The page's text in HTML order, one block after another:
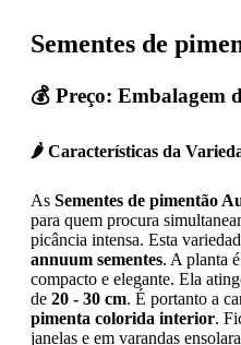
Sementes de
💰 Preço: Embalagem
🌶️ Características da
As Sementes de pimentão
para quem procura
picância intensa. Esta
annuum sementes. A planta
compacto e elegante. Ela
de 20 - 30 cm. É portanto a
pimenta colorida interior.
janelas e em varandas